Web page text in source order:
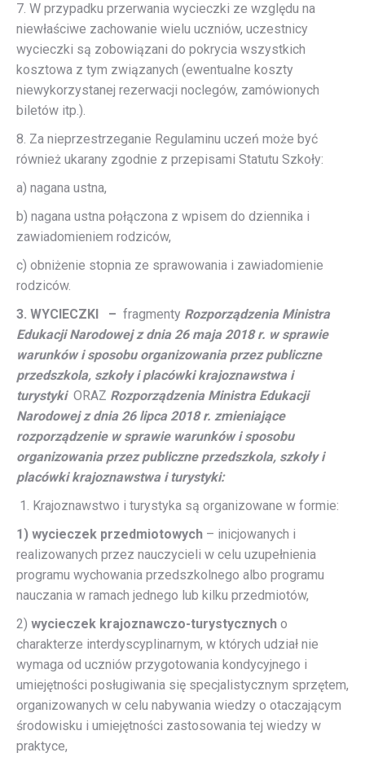
7. W przypadku przerwania wycieczki ze względu na
niewłaściwe zachowanie wielu uczniów, uczestnicy
wycieczki są zobowiązani do pokrycia wszystkich
kosztowa z tym związanych (ewentualne koszty
niewykorzystanej rezerwacji noclegów, zamówionych
biletów itp.).
8. Za nieprzestrzeganie Regulaminu uczeń może być
również ukarany zgodnie z przepisami Statutu Szkoły:
a) nagana ustna,
b) nagana ustna połączona z wpisem do dziennika i
zawiadomieniem rodziców,
c) obniżenie stopnia ze sprawowania i zawiadomienie
rodziców.
3. WYCIECZKI – fragmenty Rozporządzenia Ministra
Edukacji Narodowej z dnia 26 maja 2018 r. w sprawie
warunków i sposobu organizowania przez publiczne
przedszkola, szkoły i placówki krajoznawstwa i
turystyki ORAZ Rozporządzenia Ministra Edukacji
Narodowej z dnia 26 lipca 2018 r. zmieniające
rozporządzenie w sprawie warunków i sposobu
organizowania przez publiczne przedszkola, szkoły i
placówki krajoznawstwa i turystyki:
Krajoznawstwo i turystyka są organizowane w formie:
1) wycieczek przedmiotowych – inicjowanych i
realizowanych przez nauczycieli w celu uzupełnienia
programu wychowania przedszkolnego albo programu
nauczania w ramach jednego lub kilku przedmiotów,
2) wycieczek krajoznawczo-turystycznych o
charakterze interdyscyplinarnym, w których udział nie
wymaga od uczniów przygotowania kondycyjnego i
umiejętności posługiwania się specjalistycznym sprzętem,
organizowanych w celu nabywania wiedzy o otaczającym
środowisku i umiejętności zastosowania tej wiedzy w
praktyce,